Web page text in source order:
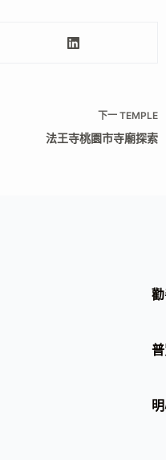
下一 TEMPLE
法王寺桃園市寺廟探索